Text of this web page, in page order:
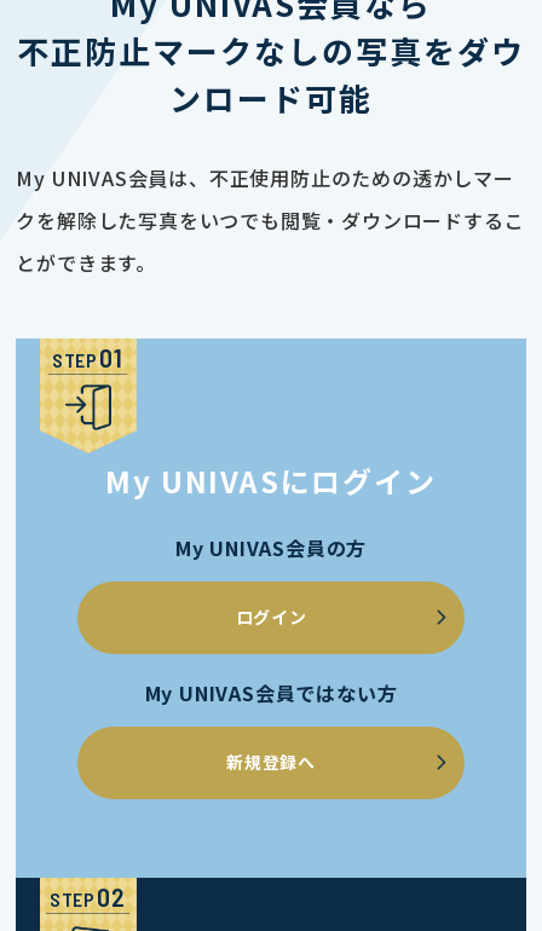
不正防止マークなしの写真をダウ
ンロード可能
My UNIVAS会員は、不正使用防止のための透かしマー
クを解除した写真をいつでも閲覧・ダウンロードするこ
とができます。
STEP
My UNIVASにログイン
My UNIVAS会員の方
ログイン
My UNIVAS会員ではない方
新規登録へ
STEP